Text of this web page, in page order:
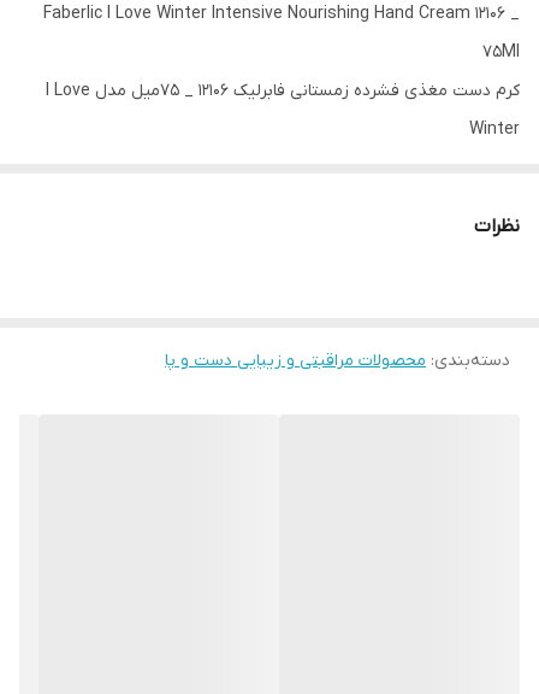
Faberlic I Love Winter Intensive Nourishing Hand Cream 12106 _
75Ml
کرم دست مغذی فشرده زمستانی فابرلیک 12106 _ 75میل مدل I Love
Winter
✨کرم دست مغذی و فشرده، پوست شما را به آرامی و با لمسی نرم در بر
نظرات
دسته‌بندی: محصولات مراقبتی و زیبایی دست و پا